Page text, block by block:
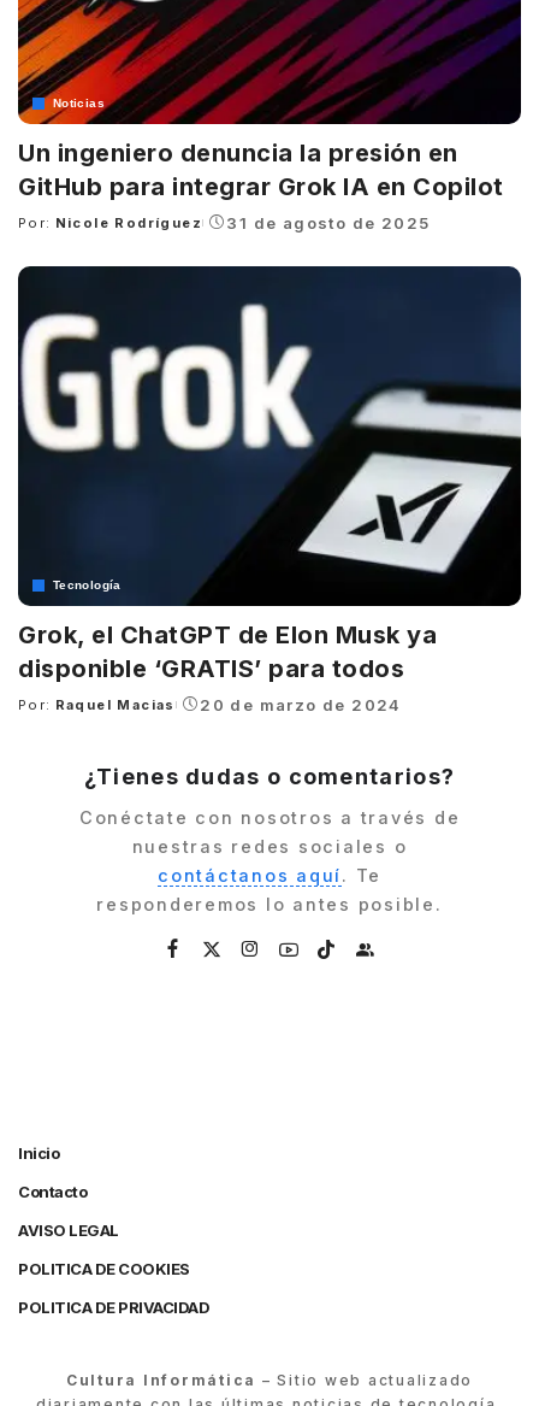
Noticias
Un ingeniero denuncia la presión en
GitHub para integrar Grok IA en Copilot
Posted
Por: Nicole Rodríguez 31 de agosto de 2025
Tecnología
Grok, el ChatGPT de Elon Musk ya
disponible ‘GRATIS’ para todos
Posted
Por: Raquel Macias 20 de marzo de 2024
¿Tienes dudas o comentarios?
Conéctate con nosotros a través de
nuestras redes sociales o
contáctanos aquí. Te
responderemos lo antes posible.
Inicio
Contacto
AVISO LEGAL
POLITICA DE COOKIES
POLITICA DE PRIVACIDAD
Cultura Informática – Sitio web actualizado